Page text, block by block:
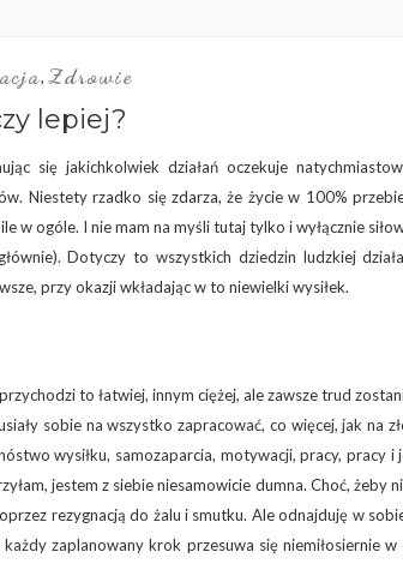
,Zdrowie
lepiej?
się jakichkolwiek działań oczekuje
Niestety rzadko się zdarza, że życie w 100%
w ogóle. I nie mam na myśli tutaj tylko i wyłącznie
Dotyczy to wszystkich dziedzin ludzkiej
przy okazji wkładając w to niewielki wysiłek.
to łatwiej, innym ciężej, ale zawsze trud
sobie na wszystko zapracować, co więcej, jak na
wysiłku, samozaparcia, motywacji, pracy, pracy i
jestem z siebie niesamowicie dumna. Choć, żeby
rezygnacją do żalu i smutku. Ale odnajduję w
zaplanowany krok przesuwa się niemiłosiernie w